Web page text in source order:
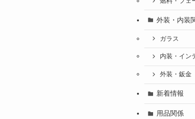
外装・内装
ガラス
内装・イン
外装・鈑金
新着情報
用品関係